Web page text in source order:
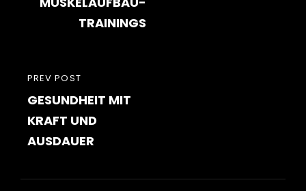
PREVIOUS
POST
PREV POST
GESUNDHEIT MIT
KRAFT UND
AUSDAUER
TRAININGS